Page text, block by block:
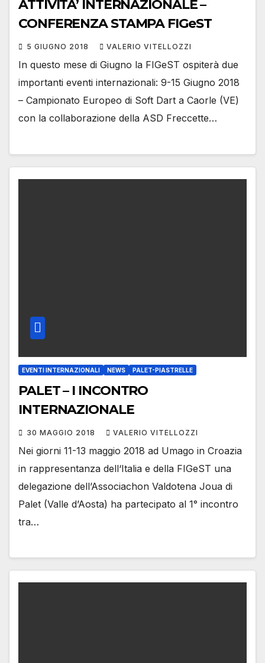
ATTIVITA’ INTERNAZIONALE –
CONFERENZA STAMPA FIGeST
5 GIUGNO 2018 VALERIO VITELLOZZI
In questo mese di Giugno la FIGeST ospiterà due
importanti eventi internazionali: 9-15 Giugno 2018
– Campionato Europeo di Soft Dart a Caorle (VE)
con la collaborazione della ASD Freccette…
EVENTI INTERNAZIONALI NEWS PALET-PIASTRELLE
PALET – I INCONTRO
INTERNAZIONALE
30 MAGGIO 2018 VALERIO VITELLOZZI
Nei giorni 11-13 maggio 2018 ad Umago in Croazia
in rappresentanza dell‘Italia e della FIGeST una
delegazione dell’Associachon Valdotena Joua di
Palet (Valle d’Aosta) ha partecipato al 1° incontro
tra…